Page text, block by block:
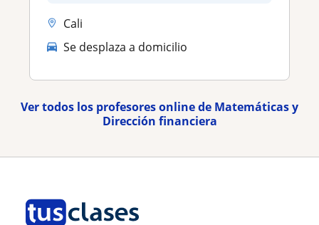
Cali
Se desplaza a domicilio
Ver todos los profesores online de Matemáticas y
Dirección financiera